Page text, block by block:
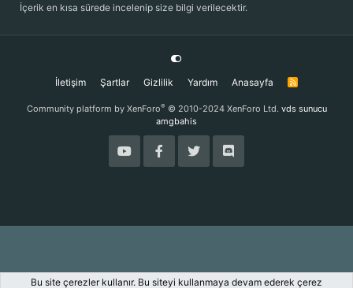
İçerik en kısa sürede incelenip size bilgi verilecektir.
İletişim Şartlar Gizlilik Yardım Anasayfa
R
Community platform by XenForo® © 2010-2024 XenForo Ltd. vds sunucu
amgbahis
Bu site çerezler kullanır. Bu siteyi kullanmaya devam ederek çerez